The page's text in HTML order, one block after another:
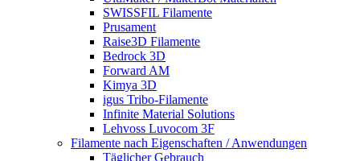
SWISSFIL Filamente
Prusament
Raise3D Filamente
Bedrock 3D
Forward AM
Kimya 3D
igus Tribo-Filamente
Infinite Material Solutions
Lehvoss Luvocom 3F
Filamente nach Eigenschaften / Anwendungen
Täglicher Gebrauch